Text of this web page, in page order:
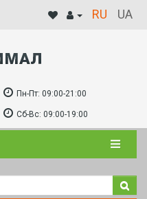
RU UA
Пн-Пт: 09:00-21:00
Сб-Вс: 09:00-19:00